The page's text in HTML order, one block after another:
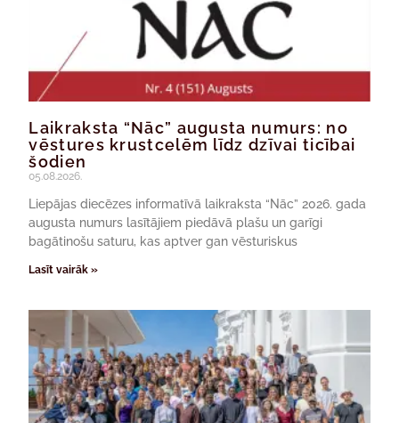
Laikraksta “Nāc” augusta numurs: no
vēstures krustcelēm līdz dzīvai ticībai
šodien
05.08.2026.
Liepājas diecēzes informatīvā laikraksta “Nāc” 2026. gada
augusta numurs lasītājiem piedāvā plašu un garīgi
bagātinošu saturu, kas aptver gan vēsturiskus
Lasīt vairāk »